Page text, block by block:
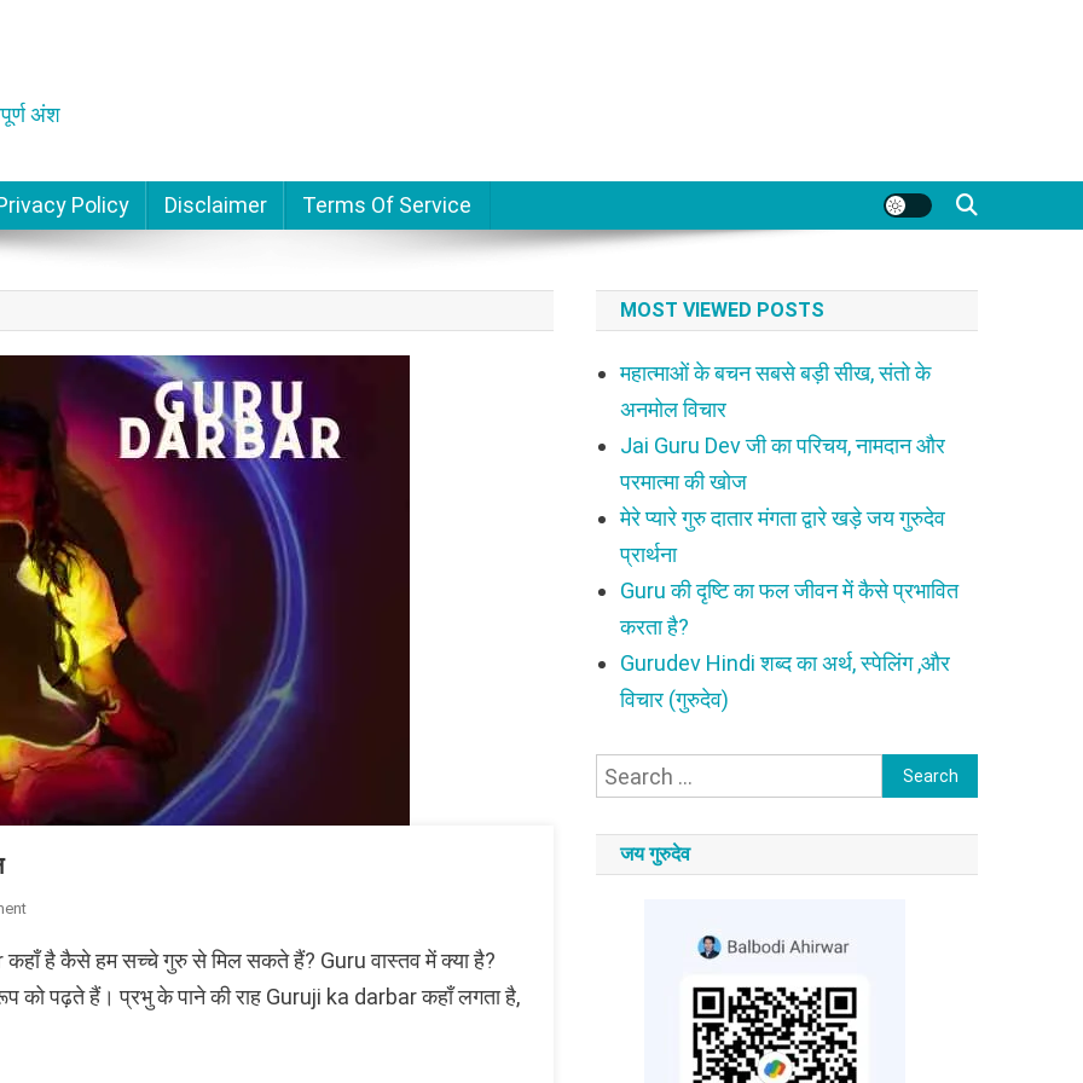
अंश
Policy Disclaimer Terms Of Service
On
गुरु
कौन
है कैसे हम सच्चे गुरु से मिल सकते हैं? Guru वास्तव में क्या है?
को पढ़ते हैं। प्रभु के पाने की राह Guruji ka darbar कहाँ लगता है,
MOST VIEWED POSTS
महात्माओं के बचन सबसे बड़ी सीख, संतो के
अनमोल विचार
Jai Guru Dev जी का परिचय, नामदान और
परमात्मा की खोज
मेरे प्यारे गुरु दातार मंगता द्वारे खड़े जय गुरुदेव
प्रार्थना
Guru की दृष्टि का फल जीवन में कैसे प्रभावित
करता है?
Gurudev Hindi शब्द का अर्थ, स्पेलिंग ,और
विचार (गुरुदेव)
Search
जय गुरुदेव